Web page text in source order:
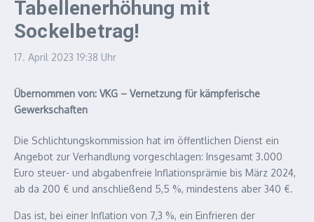
Tabellenerhöhung mit
Sockelbetrag!
17. April 2023 19:38 Uhr
Übernommen von: VKG – Vernetzung für kämpferische
Gewerkschaften
Die Schlichtungskommission hat im öffentlichen Dienst ein
Angebot zur Verhandlung vorgeschlagen: Insgesamt 3.000
Euro steuer- und abgabenfreie Inflationsprämie bis März 2024,
ab da 200 € und anschließend 5,5 %, mindestens aber 340 €.
Das ist, bei einer Inflation von 7,3 %, ein Einfrieren der